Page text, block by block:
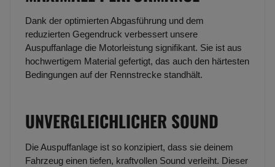
Dank der optimierten Abgasführung und dem
reduzierten Gegendruck verbessert unsere
Auspuffanlage die Motorleistung signifikant. Sie ist aus
hochwertigem Material gefertigt, das auch den härtesten
Bedingungen auf der Rennstrecke standhält.
UNVERGLEICHLICHER SOUND
Die Auspuffanlage ist so konzipiert, dass sie deinem
Fahrzeug einen tiefen, kraftvollen Sound verleiht. Dieser